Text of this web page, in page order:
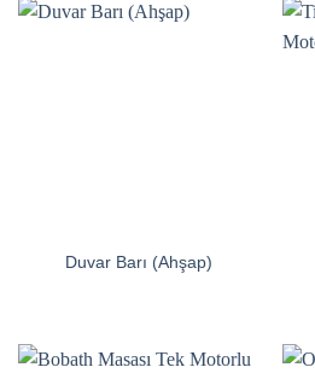
Duvar Barı (Ahşap)